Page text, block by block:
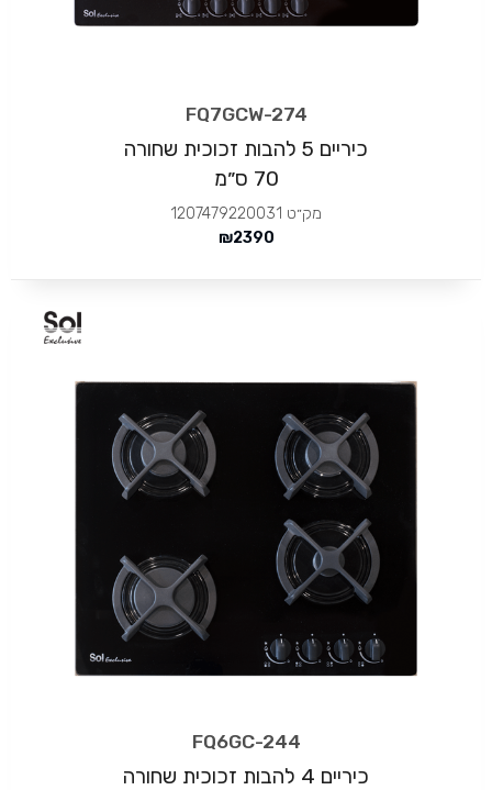
FQ7GCW-274
כיריים 5 להבות זכוכית שחורה
70 ס״מ
מק״ט 1207479220031
2390
₪
FQ6GC-244
כיריים 4 להבות זכוכית שחורה